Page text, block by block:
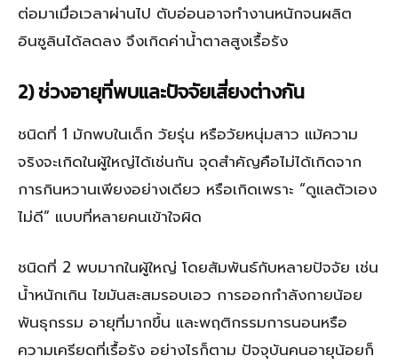
ต่อมาเมื่อเวลาผ่านไป ตับอ่อนอาจทำงานหนักจนผลิต
อินซูลินได้ลดลง จึงเกิดค่าน้ำตาลสูงเรื้อรัง
2) ช่วงอายุที่พบและปัจจัยเสี่ยงต่างกัน
ชนิดที่ 1 มักพบในเด็ก วัยรุ่น หรือวัยหนุ่มสาว แม้ความ
จริงจะเกิดในผู้ใหญ่ได้เช่นกัน จุดสำคัญคือไม่ได้เกิดจาก
การกินหวานเพียงอย่างเดียว หรือเกิดเพราะ “ดูแลตัวเอง
ไม่ดี” แบบที่หลายคนเข้าใจผิด
ชนิดที่ 2 พบมากในผู้ใหญ่ โดยสัมพันธ์กับหลายปัจจัย เช่น
น้ำหนักเกิน ไขมันสะสมรอบเอว การออกกำลังกายน้อย
พันธุกรรม อายุที่มากขึ้น และพฤติกรรมการนอนหรือ
ความเครียดที่เรื้อรัง อย่างไรก็ตาม ปัจจุบันคนอายุน้อยก็